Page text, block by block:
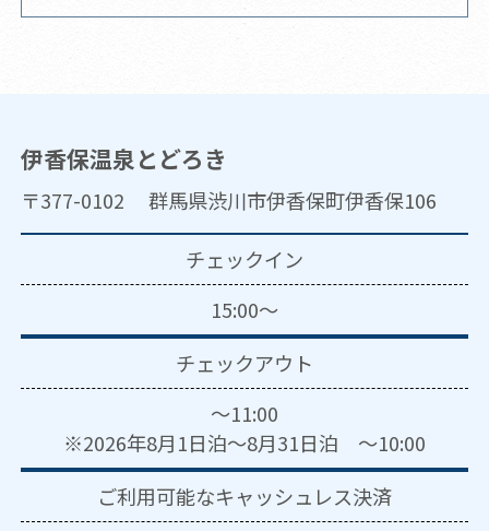
伊香保温泉とどろき
〒377-0102 群馬県渋川市伊香保町伊香保106
チェックイン
15:00～
チェックアウト
～11:00
※2026年8月1日泊～8月31日泊 ～10:00
ご利用可能なキャッシュレス決済